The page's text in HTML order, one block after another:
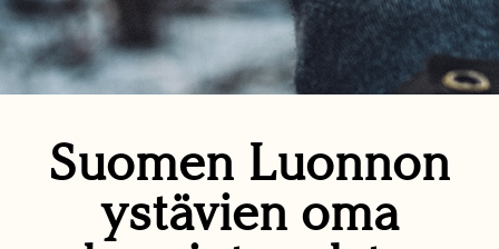
Suomen Luonnon
ystävien oma